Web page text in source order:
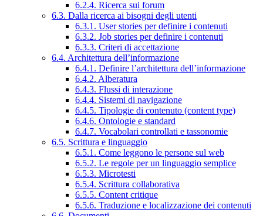
6.2.4. Ricerca sui forum
6.3. Dalla ricerca ai bisogni degli utenti
6.3.1. User stories per definire i contenuti
6.3.2. Job stories per definire i contenuti
6.3.3. Criteri di accettazione
6.4. Architettura dell’informazione
6.4.1. Definire l’architettura dell’informazione
6.4.2. Alberatura
6.4.3. Flussi di interazione
6.4.4. Sistemi di navigazione
6.4.5. Tipologie di contenuto (content type)
6.4.6. Ontologie e standard
6.4.7. Vocabolari controllati e tassonomie
6.5. Scrittura e linguaggio
6.5.1. Come leggono le persone sul web
6.5.2. Le regole per un linguaggio semplice
6.5.3. Microtesti
6.5.4. Scrittura collaborativa
6.5.5. Content critique
6.5.6. Traduzione e localizzazione dei contenuti